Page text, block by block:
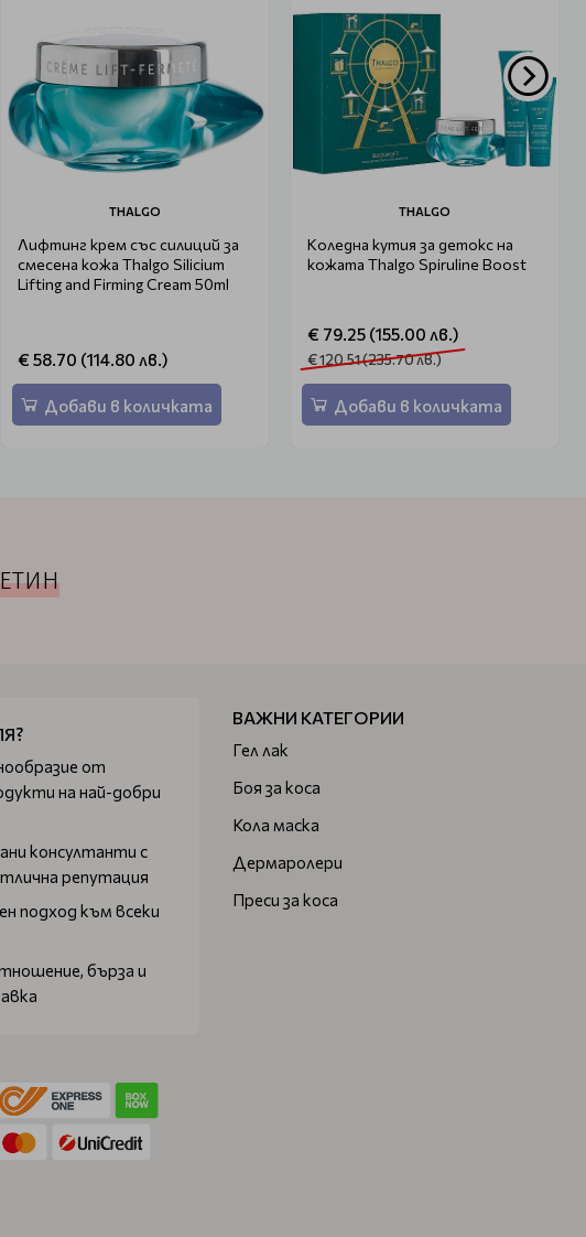
THALGO
Лифтинг крем със силиций за
смесена кожа Thalgo Silicium
Lifting and Firming Cream 50ml
€ 58.70 (114.80 лв.)
Добави в количката
THALGO
Коледна кутия за детокс на
кожата Thalgo Spiruline Boost
€ 79.25 (155.00 лв.)
€ 120.51 (235.70 лв.)
Добави в количката
от
на най-добри
консултанти с
репутация
подход към всеки
бърза и
ВАЖНИ КАТЕГОРИИ
Гел лак
Боя за коса
Кола маска
Дермаролери
Преси за коса